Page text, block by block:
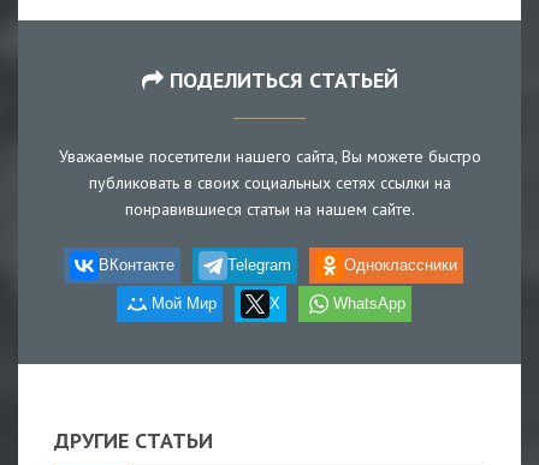
ПОДЕЛИТЬСЯ СТАТЬЕЙ
Уважаемые посетители нашего сайта, Вы можете быстро
публиковать в своих социальных сетях ссылки на
понравившиеся статьи на нашем сайте.
ВКонтакте Telegram Одноклассники
Мой Мир X WhatsApp
ДРУГИЕ СТАТЬИ